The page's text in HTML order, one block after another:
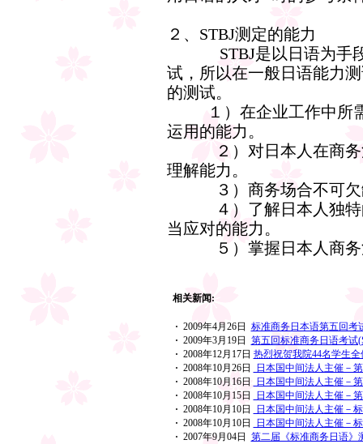
２、STBJ测定的能力
STBJ是以日语为手段
试，所以在一般日语能力
的测试。
１）在企业工作中所需
运用的能力。
２）对日本人在商务活
理解能力。
３）商务场合不可欠
４）了解日本人独特的
当应对的能力。
５）掌握日本人商务
相关新闻:
· 2009年4月26日 标准商务日本语第五回考
· 2009年3月19日 第五回标准商务日语考试
· 2008年12月17日 热烈祝贺我院44名学生
· 2008年10月26日
日本国中间法人主催－
· 2008年10月16日
日本国中间法人主催－
· 2008年10月15日
日本国中间法人主催－
· 2008年10月10日
日本国中间法人主催－
· 2008年10月10日
日本国中间法人主催－
· 2007年9月04日 第二届《标准商务日语》